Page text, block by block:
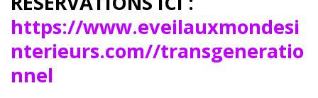
https://www.eveilauxmondesi
nterieurs.com//transgeneratio
nnel